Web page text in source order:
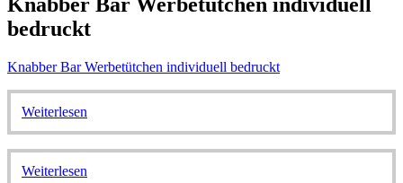
Knabber Bar Werbetütchen individuell
bedruckt
Knabber Bar Werbetütchen individuell bedruckt
Weiterlesen
Weiterlesen